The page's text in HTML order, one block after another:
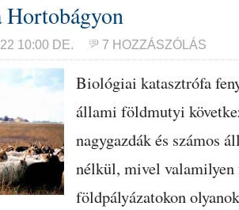
10:00 DE. 7 HOZZÁSZÓLÁS
Biológiai katasztrófa
állami földmutyi
nagygazdák és számos
nélkül, mivel
földpályázatokon